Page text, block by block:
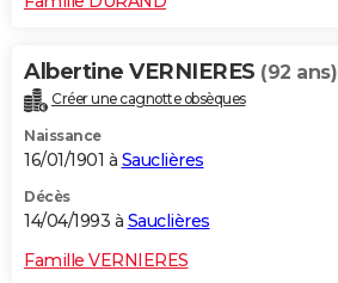
Albertine VERNIERES (92 ans)
Créer une cagnotte obsèques
Naissance
16/01/1901 à Sauclières
Décès
14/04/1993 à Sauclières
Famille VERNIERES